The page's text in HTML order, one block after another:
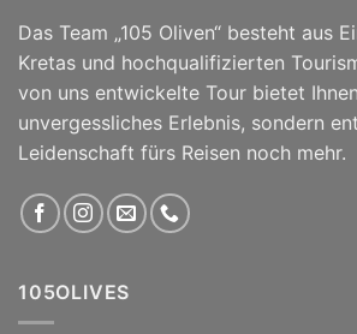
Das Team „105 Oliven“ besteht aus
Kretas und hochqualifizierten
von uns entwickelte Tour bietet
unvergessliches Erlebnis, sondern
Leidenschaft fürs Reisen noch mehr.
105OLIVES